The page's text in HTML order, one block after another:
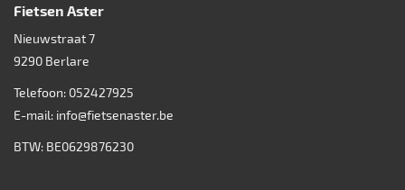
Fietsen Aster
Nieuwstraat 7
9290 Berlare
Telefoon: 052427925
E-mail: info@fietsenaster.be
BTW: BE0629876230